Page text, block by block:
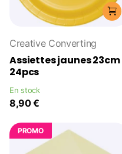
Creative Converting
Assiettes jaunes 23cm
24pcs
En stock
8,90 €
PROMO